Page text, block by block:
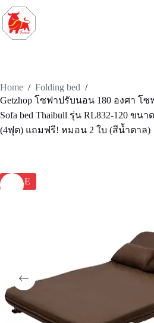
Home / Folding bed /
Getzhop โซฟาปรับนอน 180 องศา โ
Sofa bed Thaibull รุ่น RL832-120 ขนา
(4ฟุต) แถมฟรี! หมอน 2 ใบ (สีน้ำตาล)
SALE